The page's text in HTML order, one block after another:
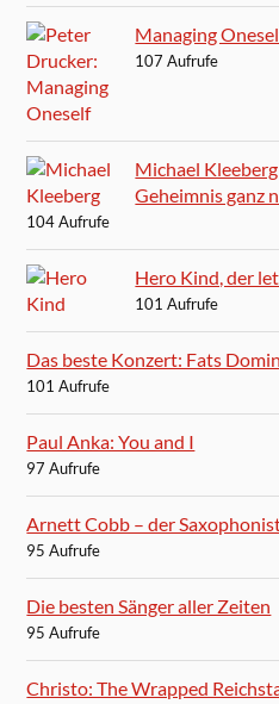
Managing
107 Aufrufe
Michael
Geheimnis ganz
104 Aufrufe
Hero Kind, der
101 Aufrufe
Das beste Konzert: Fats
101 Aufrufe
Paul Anka: You and I
97 Aufrufe
Arnett Cobb – der
95 Aufrufe
Die besten Sänger aller Zeiten
95 Aufrufe
Christo: The Wrapped